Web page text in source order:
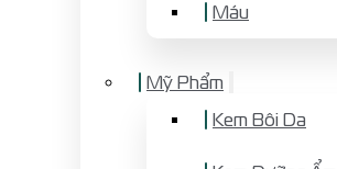
Máu
Mỹ Phẩm
Kem Bôi Da